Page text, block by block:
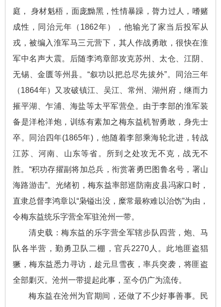
庭， 身材魁梧，面庞黝黑，性情暴躁，膂力过人，嗜赌
成性，同治元年（1862年），他输光了家当后投军从
戎，被编入淮军马三元营下，其人作战勇敢，很快在淮
军中名声大震。后随李鸿章部攻克苏州、太仓、江阴、
无锡、金匮等州县。“叙功以把总尽先拔外”。同治三年
（1864年）又攻破镇江、吴江、常州、湖州府，继而力
摧平湖、乍浦、海盐等太平军营垒。由于李部的淮军装
备是洋枪洋炮，训练有素加之梅东益机智勇敢，身先士
卒。同治四年(1865年)，他随着李部乘海轮北进，转战
江苏、河南、山东等省。所到之处攻无不克，战无不
胜。“积功存擢副将加总兵，衔赏著勇巴图鲁名号，署山
海路游击”。光绪初，梅东益率部巡防南皮县冯家口时，
直隶总督李鸿章以“枭镒出没，糜常最称难以治饬”为由，
令梅东益统乐字营全军驻沧州一带。
清史载：梅东益的乐字营全军辖步队四营，炮、马
队各半营，勤勇卫队二棚，官兵2270人。此地匪盗猖
獗，梅东益悉力寻访，趁元旦雪夜，率兵突袭，将匪盗
全部剿灭。沧州一带提起此事，至今仍广为流传。
梅东益在沧州为官期间，还做了不少好事善事。民